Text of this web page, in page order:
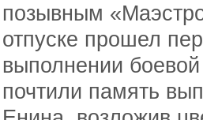
позывным
отпуске прошел
выполнении
почтили память